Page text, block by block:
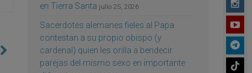
en Tierra Santa julio 25, 2026
Sacerdotes alemanes fieles al Papa
contestan a su propio obispo (y
cardenal) quien les orilla a bendecir
parejas del mismo sexo en importante